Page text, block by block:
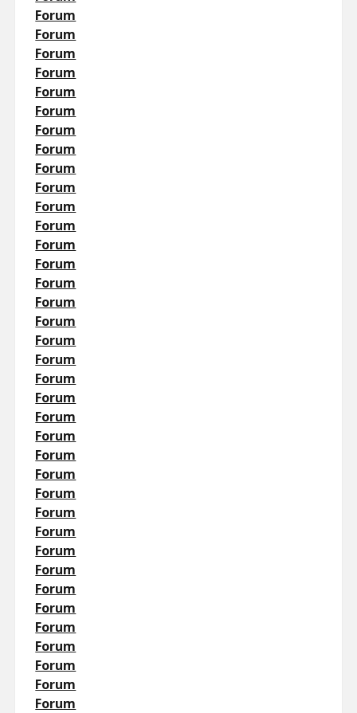
Forum
Forum
Forum
Forum
Forum
Forum
Forum
Forum
Forum
Forum
Forum
Forum
Forum
Forum
Forum
Forum
Forum
Forum
Forum
Forum
Forum
Forum
Forum
Forum
Forum
Forum
Forum
Forum
Forum
Forum
Forum
Forum
Forum
Forum
Forum
Forum
Forum